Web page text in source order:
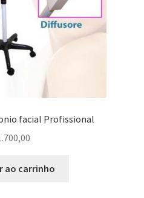
facial Profissional
ao carrinho